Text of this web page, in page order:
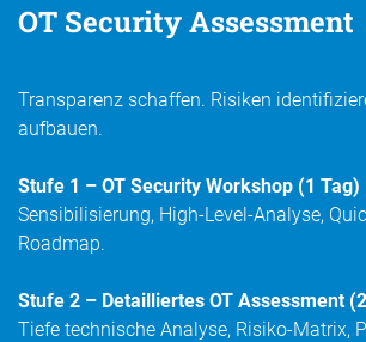
OT Security Assessment
Transparenz schaffen. Risiken
aufbauen.
Stufe 1 – OT Security Workshop (1 Tag)
Sensibilisierung, High-Level-Analyse,
Roadmap.
Stufe 2 – Detailliertes OT Assessment
Tiefe technische Analyse, Risiko-Matrix,